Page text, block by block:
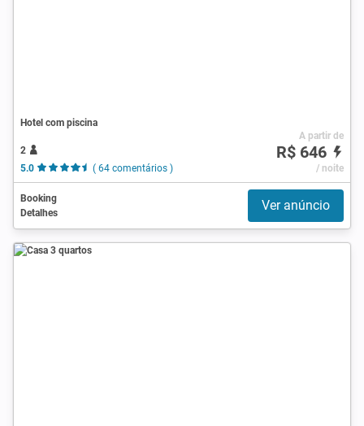
Hotel com piscina
2
5.0
( 64 comentários )
A partir de
R$ 646
/ noite
Booking
Detalhes
Ver anúncio